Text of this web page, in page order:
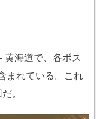
黄海道で、各ボス
まれている。これ
。